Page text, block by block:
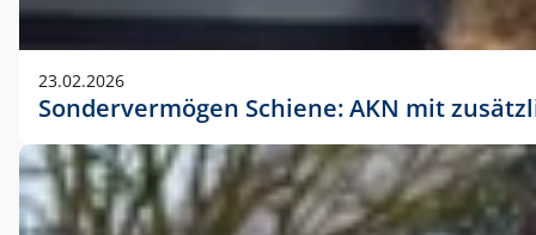
23.02.2026
Sondervermögen Schiene: AKN mit